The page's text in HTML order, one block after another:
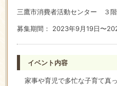
三鷹市消費者活動センター ３階
募集期間： 2023年9月19日〜
イベント内容
家事や育児で多忙な子育て真